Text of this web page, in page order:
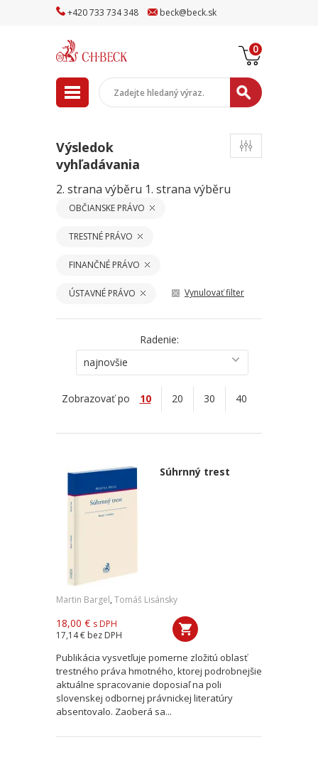
+420733 734348 beck@beck.sk
0
Výsledok
vyhľadávania
2. strana výběru 1. strana výběru
OBČIANSKE PRÁVO
TRESTNÉ PRÁVO
FINANČNÉ PRÁVO
ÚSTAVNÉ PRÁVO Vynulovať filter
Radenie:
najnovšie
Zobrazovať po 10 20 30 40
Súhrnný trest
Martin Bargel, Tomáš Lisánsky
18,00 € s DPH
17,14 € bez DPH
Publikácia vysvetľuje pomerne zložitú oblasť
trestného práva hmotného, ktorej podrobnejšie
aktuálne spracovanie doposiaľ na poli
slovenskej odbornej právnickej literatúry
absentovalo. Zaoberá sa...